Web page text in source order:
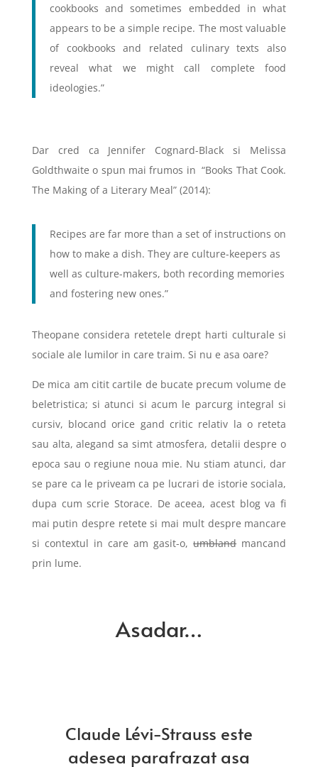
cookbooks and sometimes embedded in what
appears to be a simple recipe. The most valuable
of cookbooks and related culinary texts also
reveal what we might call complete food
ideologies.”
Dar cred ca Jennifer Cognard-Black si Melissa
Goldthwaite o spun mai frumos in “Books That Cook.
The Making of a Literary Meal” (2014):
Recipes are far more than a set of instructions on
how to make a dish. They are culture-keepers as
well as culture-makers, both recording memories
and fostering new ones.”
Theopane considera retetele drept harti culturale si
sociale ale lumilor in care traim. Si nu e asa oare?
De mica am citit cartile de bucate precum volume de
beletristica; si atunci si acum le parcurg integral si
cursiv, blocand orice gand critic relativ la o reteta
sau alta, alegand sa simt atmosfera, detalii despre o
epoca sau o regiune noua mie. Nu stiam atunci, dar
se pare ca le priveam ca pe lucrari de istorie sociala,
dupa cum scrie Storace. De aceea, acest blog va fi
mai putin despre retete si mai mult despre mancare
si contextul in care am gasit-o,umbland mancand
prin lume.
Asadar…
Claude Lévi-Strauss este
adesea parafrazat asa